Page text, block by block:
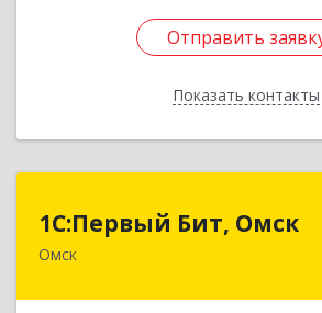
Отправить
Показать контакты
Отправить
Назад
1С:Первый Бит, Омск
Омск
644099, Омская обл, Омск г,